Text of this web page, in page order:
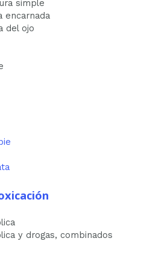
simple
encarnada
del ojo
y drogas, combinados